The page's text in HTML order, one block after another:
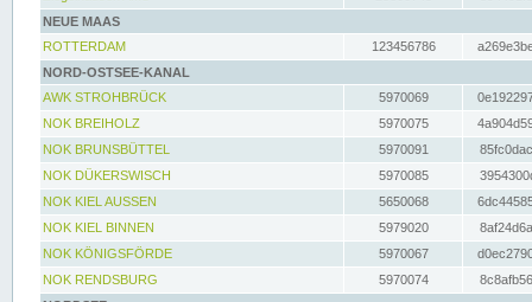
NEUE MAAS
ROTTERDAM
123456786
NORD-OSTSEE-KANAL
AWK STROHBRÜCK
5970069
NOK BREIHOLZ
5970075
NOK BRUNSBÜTTEL
5970091
NOK DÜKERSWISCH
5970085
NOK KIEL AUSSEN
5650068
NOK KIEL BINNEN
5979020
NOK KÖNIGSFÖRDE
5970067
NOK RENDSBURG
5970074